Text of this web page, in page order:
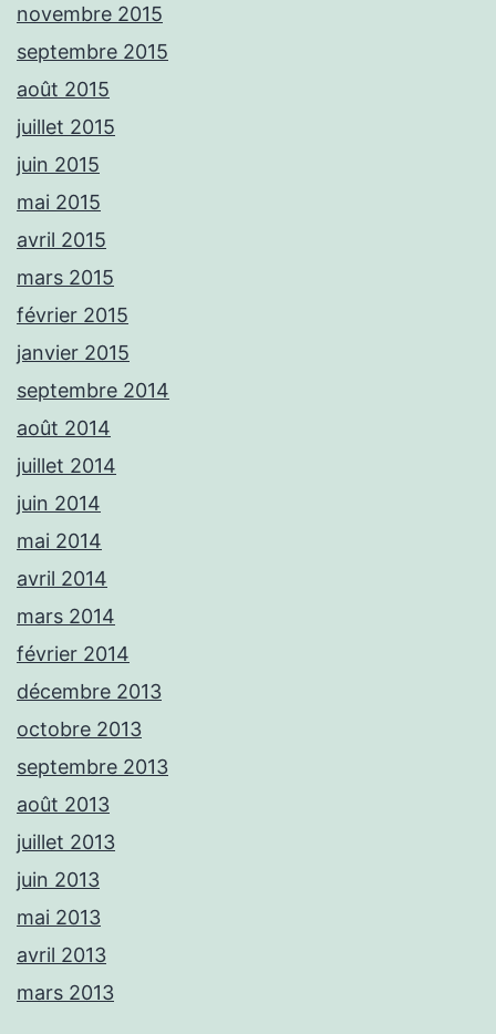
novembre 2015
septembre 2015
août 2015
juillet 2015
juin 2015
mai 2015
avril 2015
mars 2015
février 2015
janvier 2015
septembre 2014
août 2014
juillet 2014
juin 2014
mai 2014
avril 2014
mars 2014
février 2014
décembre 2013
octobre 2013
septembre 2013
août 2013
juillet 2013
juin 2013
mai 2013
avril 2013
mars 2013